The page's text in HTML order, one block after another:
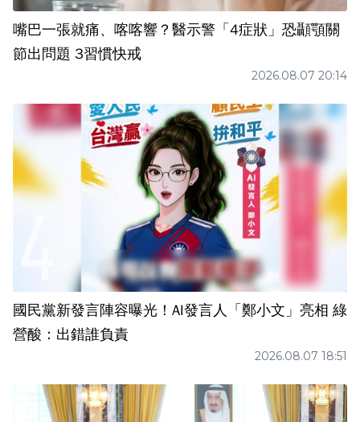
嘴巴一張就痛、喀喀響？醫示警「4症狀」恐顳顎關
節出問題 3習慣快戒
2026.08.07 20:14
國民黨新發言陣容曝光！AI發言人「鄭小文」亮相 綠
營酸：出錯誰負責
2026.08.07 18:51